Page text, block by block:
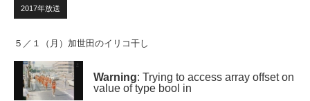
2017年放送
５／１（月）加世田のイリコ干し
Warning: Trying to access array offset on
value of type bool in